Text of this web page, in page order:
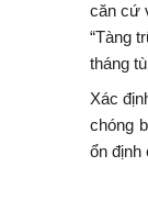
căn cứ
“Tàng
tháng
Xác
chóng
ổn định